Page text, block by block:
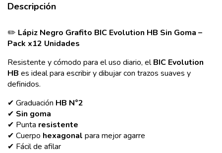
Descripción
✏️ Lápiz Negro Grafito BIC Evolution HB Sin Goma –
Pack x12 Unidades
Resistente y cómodo para el uso diario, elBIC Evolution
HB es ideal para escribir y dibujar con trazos suaves y
definidos.
✔ Graduación HB N°2
✔ Sin goma
✔ Punta resistente
✔ Cuerpo hexagonal para mejor agarre
✔ Fácil de afilar